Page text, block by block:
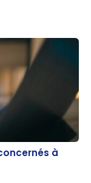
à partir
à